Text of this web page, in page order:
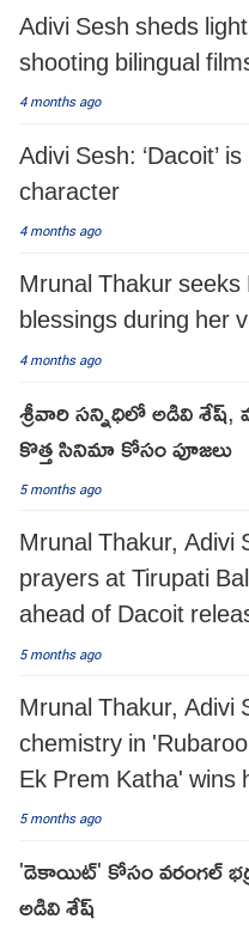
Adivi Sesh sheds
shooting bilingual
4 months ago
Adivi Sesh: ‘Dacoit’
character
4 months ago
Mrunal Thakur
blessings during her
4 months ago
శ్రీవారి సన్నిధిలో అడివి
కొత్త సినిమా కోసం పూజలు
5 months ago
Mrunal Thakur, Adivi
prayers at Tirupati
ahead of Dacoit
5 months ago
Mrunal Thakur, Adivi
chemistry in
Ek Prem Katha' wins
5 months ago
'డెకాయిట్' కోసం వరంగల్
అడివి శేష్